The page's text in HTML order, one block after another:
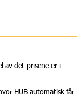
av det prisene er i
HUB automatisk får